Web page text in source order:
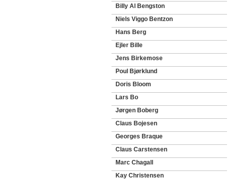
Billy Al Bengston
Niels Viggo Bentzon
Hans Berg
Ejler Bille
Jens Birkemose
Poul Bjørklund
Doris Bloom
Lars Bo
Jørgen Boberg
Claus Bojesen
Georges Braque
Claus Carstensen
Marc Chagall
Kay Christensen